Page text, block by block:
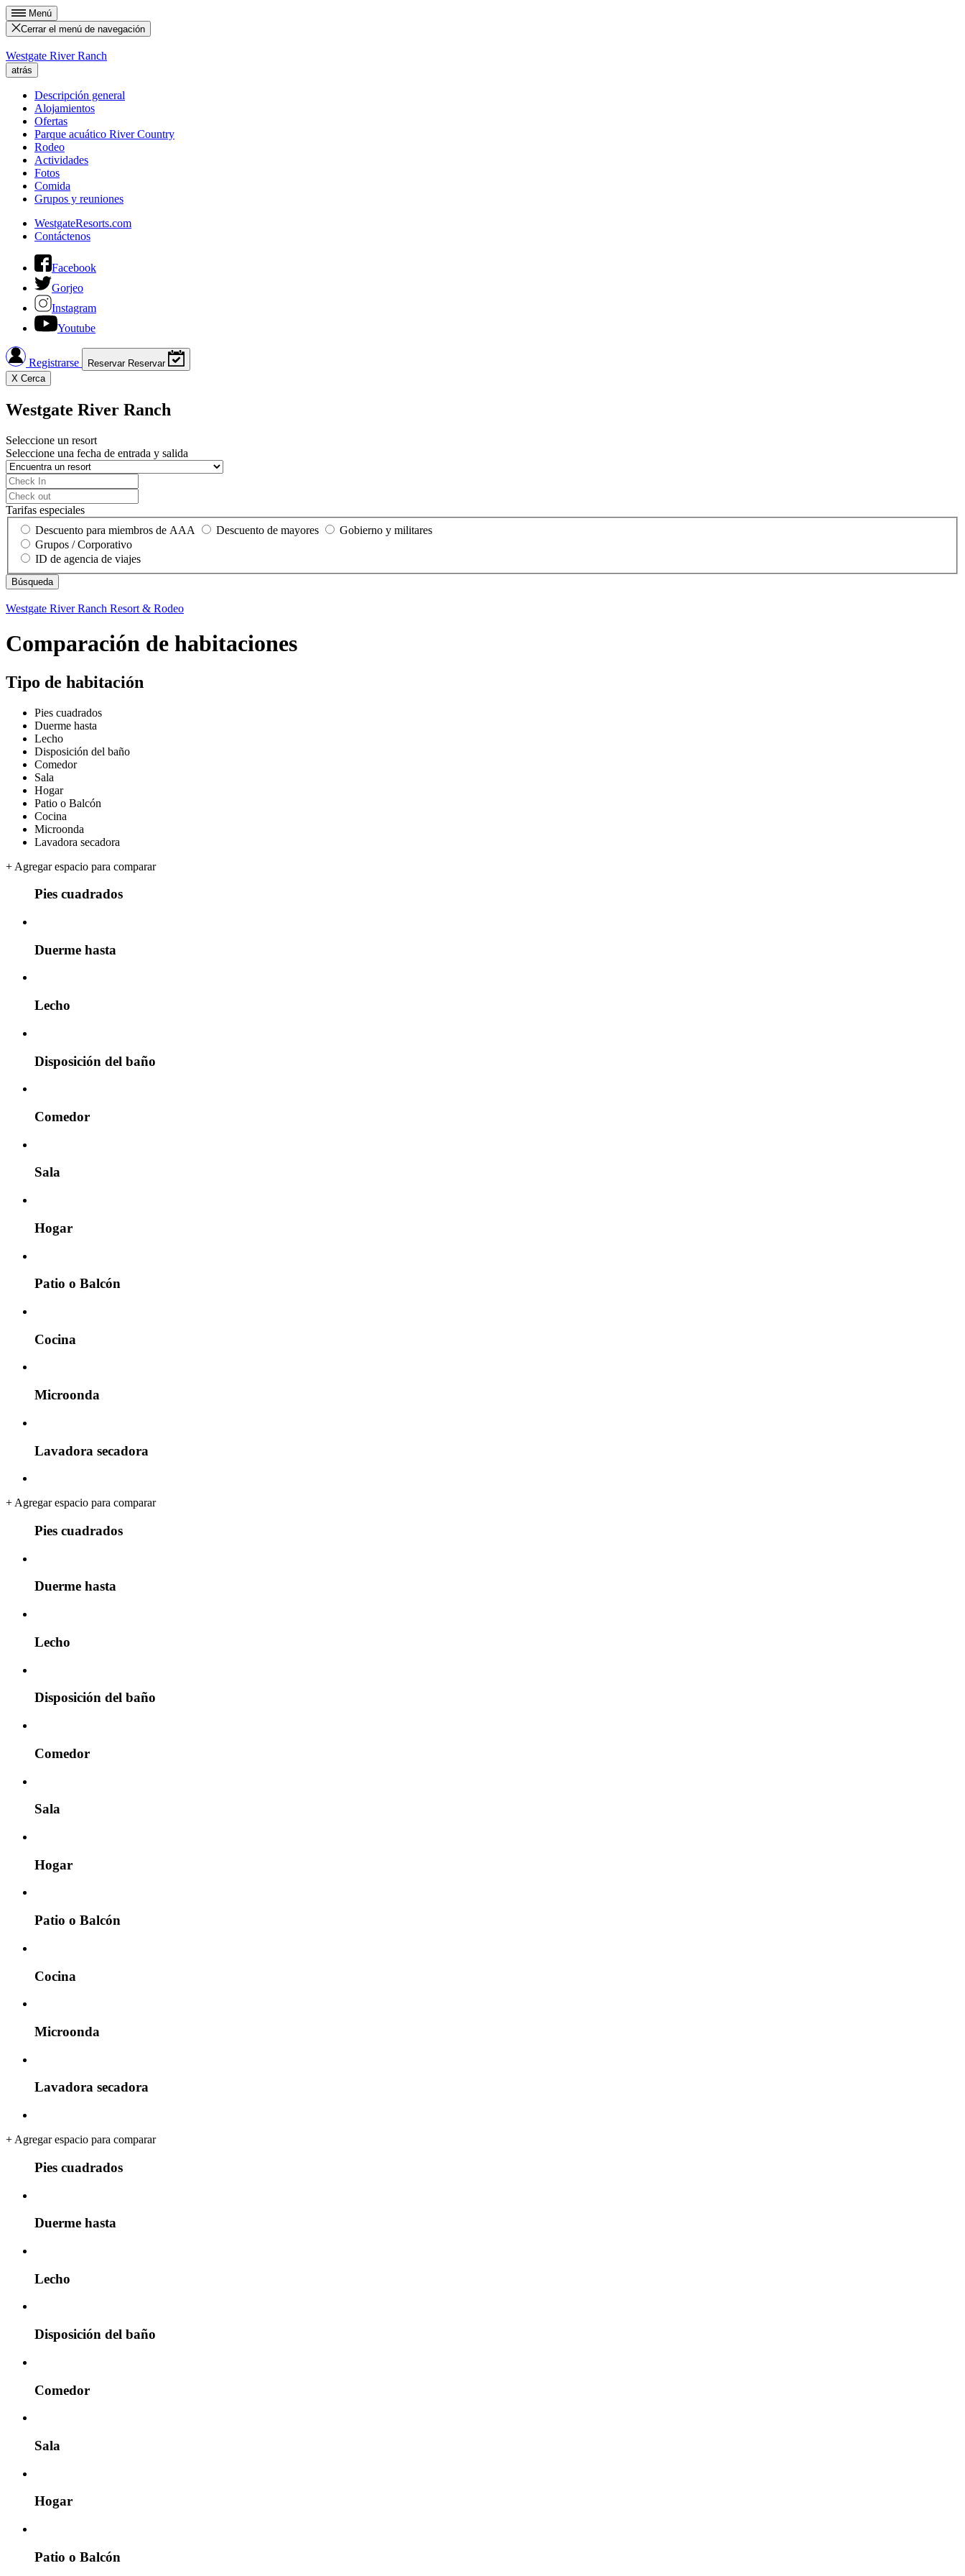
Menú
Cerrar el menú de navegación
Westgate River Ranch
atrás
Descripción general
Alojamientos
Ofertas
Parque acuático River Country
Rodeo
Actividades
Fotos
Comida
Grupos y reuniones
WestgateResorts.com
Contáctenos
Facebook
Gorjeo
Instagram
Youtube
Registrarse Reservar Reservar
X Cerca
Westgate River Ranch
Seleccione un resort
Seleccione una fecha de entrada y salida
Tarifas especiales
Descuento para miembros de AAA
Descuento de mayores
Gobierno y militares
Grupos / Corporativo
ID de agencia de viajes
Westgate River Ranch Resort & Rodeo
Comparación de habitaciones
Tipo de habitación
Pies cuadrados
Duerme hasta
Lecho
Disposición del baño
Comedor
Sala
Hogar
Patio o Balcón
Cocina
Microonda
Lavadora secadora
+ Agregar espacio para comparar
Pies cuadrados
Duerme hasta
Lecho
Disposición del baño
Comedor
Sala
Hogar
Patio o Balcón
Cocina
Microonda
Lavadora secadora
+ Agregar espacio para comparar
Pies cuadrados
Duerme hasta
Lecho
Disposición del baño
Comedor
Sala
Hogar
Patio o Balcón
Cocina
Microonda
Lavadora secadora
+ Agregar espacio para comparar
Pies cuadrados
Duerme hasta
Lecho
Disposición del baño
Comedor
Sala
Hogar
Patio o Balcón